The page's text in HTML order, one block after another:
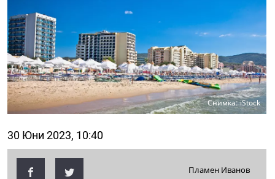
Снимка: iStock
30 Юни 2023, 10:40
Пламен Иванов